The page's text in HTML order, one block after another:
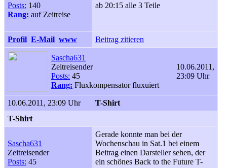
Posts: 140
Rang: auf Zeitreise
ab 20:15 alle 3 Teile
Profil E-Mail www Beitrag zitieren
Sascha631
Zeitreisender
Posts: 45
Rang: Fluxkompensator fluxuiert
10.06.2011,
23:09 Uhr
10.06.2011, 23:09 Uhr
T-Shirt
T-Shirt
Sascha631
Zeitreisender
Posts: 45
Gerade konnte man bei der
Wochenschau in Sat.1 bei einem
Beitrag einen Darsteller sehen, der
ein schönes Back to the Future T-